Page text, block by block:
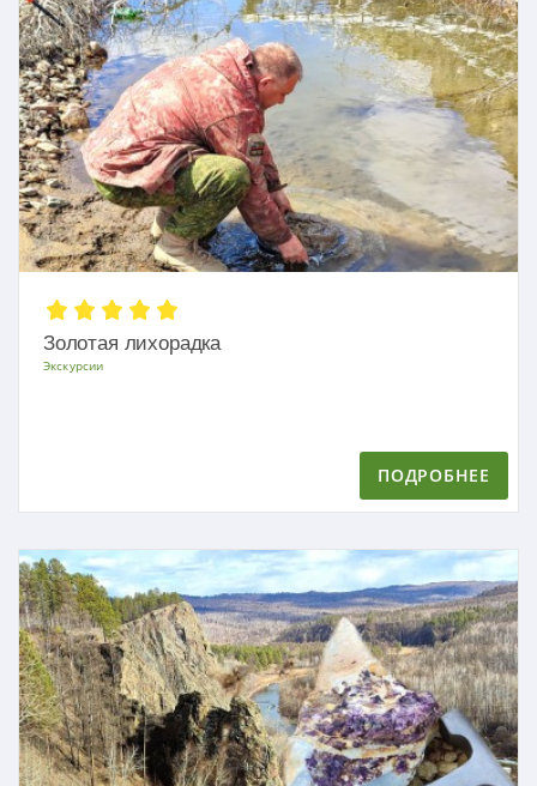
Золотая лихорадка
Экскурсии
ПОДРОБНЕЕ